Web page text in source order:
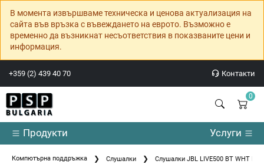
В момента извършваме техническа и ценова актуализация на
сайта във връзка с въвеждането на еврото. Възможно е
временно да възникнат несъответствия в показваните цени и
информация.
+359 (2) 439 40 70 Контакти
0
Продукти Услуги
Компютърна поддръжка Слушалки Слушалки JBL LIVE500 BT WHT